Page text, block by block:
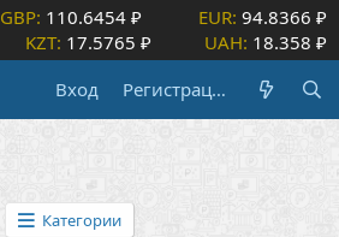
GBP: 110.6454 ₽ EUR: 94.8366 ₽
KZT: 17.5765 ₽ UAH: 18.358 ₽
Вход
Регистрация
Категории